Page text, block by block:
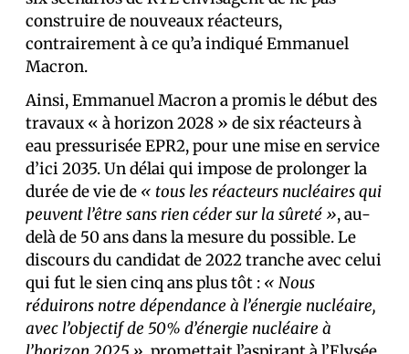
construire de nouveaux réacteurs,
contrairement à ce qu’a indiqué Emmanuel
Macron.
Ainsi, Emmanuel Macron a promis le début des
travaux « à horizon 2028 » de six réacteurs à
eau pressurisée EPR2, pour une mise en service
d’ici 2035. Un délai qui impose de prolonger la
durée de vie de « tous les réacteurs nucléaires qui
peuvent l’être sans rien céder sur la sûreté », au-
delà de 50 ans dans la mesure du possible. Le
discours du candidat de 2022 tranche avec celui
qui fut le sien cinq ans plus tôt : « Nous
réduirons notre dépendance à l’énergie nucléaire,
avec l’objectif de 50% d’énergie nucléaire à